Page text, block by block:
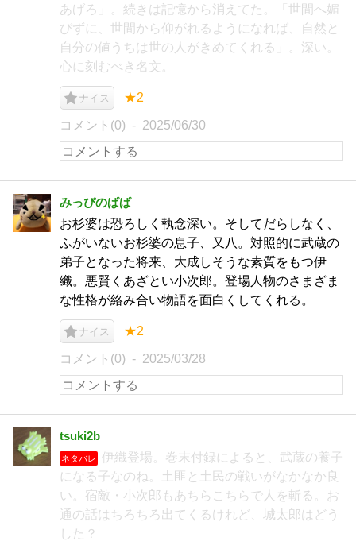
あげろ」。続きは記憶から消えてた。「世間へ媚
びずに、世間から仰がれるようになれば、自然と
自分の値うちは世の人がきめてくれる」。深い。
心に刻むべき名文。
ナイス ★2
コメント(0) 2025/06/30
みっぴのぱぱ
お杉婆は恐ろしく執念深い。そしてだらしなく、
ふがいないお杉婆の息子、又八。対照的に武蔵の
弟子となった将来、大成しそうな素質をもつ伊
織。悪賢くあざとい小次郎。登場人物のさまざま
な性格が絡み合い物語を面白くしてくれる。
ナイス ★2
コメント(0) 2025/03/28
tsuki2b
ネタバレ
伊織登場。巻末付録によると、武蔵の養子
になる子なのね。土匪と土民の戦いがなかなか良
い。宿敵・小次郎もあちらこちらで人を斬る。お
通の話はちろちろ出てくるけれど、城太郎はどう
した？